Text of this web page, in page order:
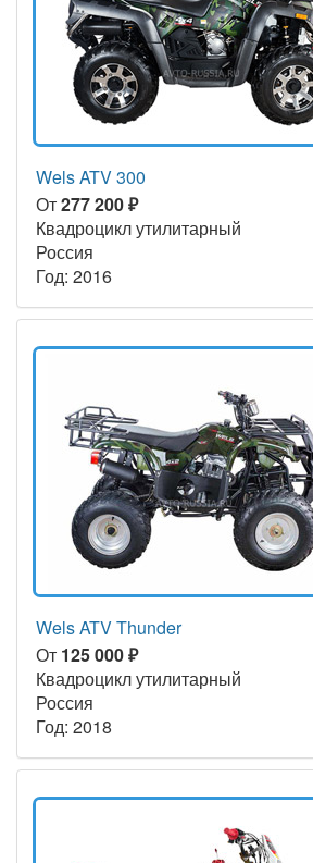
Wels ATV 300
От277 200 ₽
Квадроцикл утилитарный
Россия
Год: 2016
Wels ATV Thunder
От 125 000 ₽
Квадроцикл утилитарный
Россия
Год: 2018